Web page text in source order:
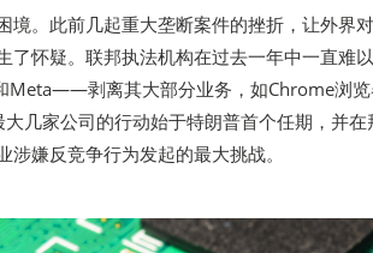
境。此前几起重大垄断案件的挫折，让外界
了怀疑。联邦执法机构在过去一年中一直难
剥离其大部分业务，如Chrome浏
几家公司的行动始于特朗普首个任期，并在
嫌反竞争行为发起的最大挑战。